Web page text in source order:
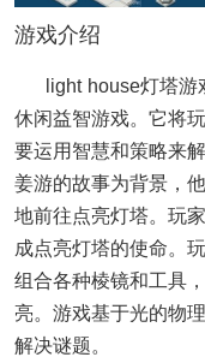
游戏介绍
light house灯塔游
休闲益智游戏。它将
要运用智慧和策略来
姜游的故事为背景，
地前往点亮灯塔。玩
成点亮灯塔的使命。
组合各种棱镜和工具
亮。游戏基于光的物
解决谜题。